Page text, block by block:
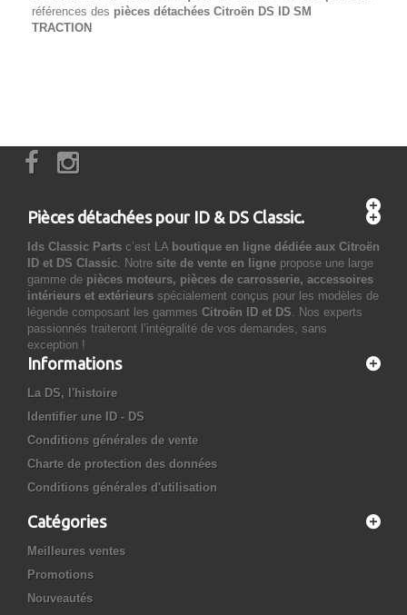
références des pièces détachées Citroën DS ID SM
TRACTION
Pièces détachées pour ID & DS Classic.
Ids Classic Parts c’est LA boutique en ligne dédiée aux Citroën
ID et DS Classic. Notre site de vente en ligne propose une large
gamme de pièces moteurs, pièces de carrosserie, accessoires
intérieurs et extérieurs spécialement conçus pour les modèles de
légende composant les gammes Citroën ID et DS. Nos experts
passionnés traiteront l’intégralité de vos demandes, sans
exception !
Informations
La DS, l'histoire
Identifier une ID - DS
Conditions générales de vente
Charte de protection des données
Conditions générales d'utilisation
Catégories
Meilleures ventes
Promotions
Nouveautés